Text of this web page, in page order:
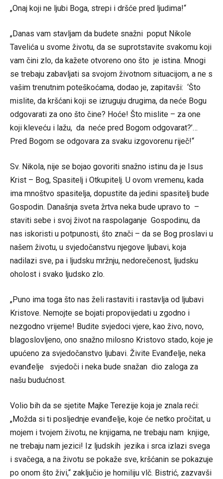
„Onaj koji ne ljubi Boga, strepi i dršće pred ljudima!“
„Danas vam stavljam da budete snažni poput Nikole
Tavelića u svome životu, da se suprotstavite svakomu koji
vam čini zlo, da kažete otvoreno ono što je istina. Mnogi
se trebaju zabavljati sa svojom životnom situacijom, a ne s
vašim trenutnim poteškoćama, dodao je, zapitavši: ‘Što
mislite, da kršćani koji se izruguju drugima, da neće Bogu
odgovarati za ono što čine? Hoće! Što mislite – za one
koji kleveću i lažu, da neće pred Bogom odgovarat?’…
Pred Bogom se odgovara za svaku izgovorenu riječ!“
Sv. Nikola, nije se bojao govoriti snažno istinu da je Isus
Krist – Bog, Spasitelj i Otkupitelj. U ovom vremenu, kada
ima mnoštvo spasitelja, dopustite da jedini spasitelj bude
Gospodin. Današnja sveta žrtva neka bude upravo to –
staviti sebe i svoj život na raspolaganje Gospodinu, da
nas iskoristi u potpunosti, što znači – da se Bog proslavi u
našem životu, u svjedočanstvu njegove ljubavi, koja
nadilazi sve, pa i ljudsku mržnju, nedorečenost, ljudsku
oholost i svako ljudsko zlo.
„Puno ima toga što nas želi rastaviti i rastavlja od ljubavi
Kristove. Nemojte se bojati propovijedati u zgodno i
nezgodno vrijeme! Budite svjedoci vjere, kao živo, novo,
blagoslovljeno, ono snažno milosno Kristovo stado, koje je
upućeno za svjedočanstvo ljubavi. Živite Evanđelje, neka
evanđelje svjedoči i neka bude snažan dio zaloga za
našu budućnost.
Volio bih da se sjetite Majke Terezije koja je znala reći:
„Možda si ti posljednje evanđelje, koje će netko pročitat, u
mojem i tvojem životu, ne knjigama, ne trebaju nam knjige,
ne trebaju nam jezici! Iz ljudskih jezika i srca izlazi svega
i svačega, a na životu se pokaže sve, kršćanin se pokazuje
po onom što živi,“ zaključio je homiliju vlč. Bistrić, zazvavši